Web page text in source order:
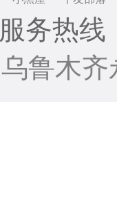
服务热线
乌鲁木齐